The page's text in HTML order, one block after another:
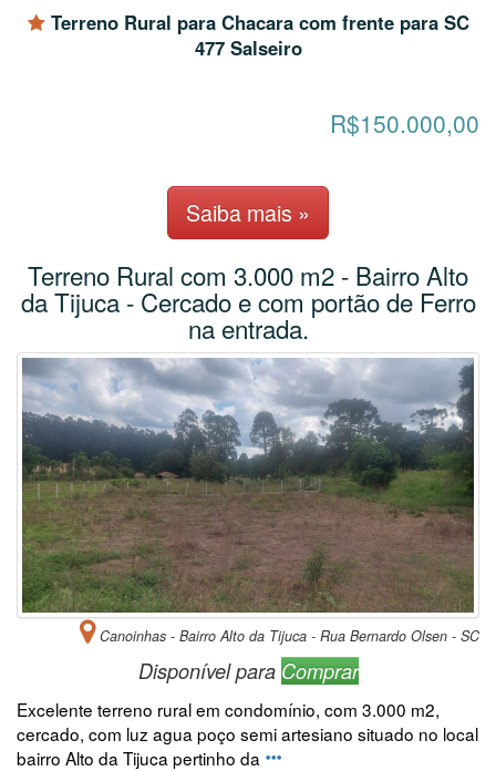
Terreno Rural para Chacara com frente para SC
477 Salseiro
R$150.000,00
Saiba mais »
Terreno Rural com 3.000 m2 - Bairro Alto
da Tijuca - Cercado e com portão de Ferro
na entrada.
Canoinhas - Bairro Alto da Tijuca - Rua Bernardo Olsen - SC
Disponível para Comprar
Excelente terreno rural em condomínio, com 3.000 m2,
cercado, com luz agua poço semi artesiano situado no local
bairro Alto da Tijuca pertinho da